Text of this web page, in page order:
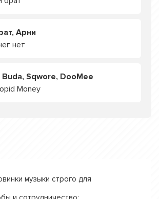
Арни
нет
Buda, Sqwore, DooMee
Money
музыки строго для